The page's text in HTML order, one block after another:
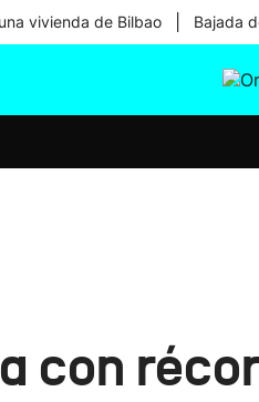
vivienda de Bilbao Bajada
con